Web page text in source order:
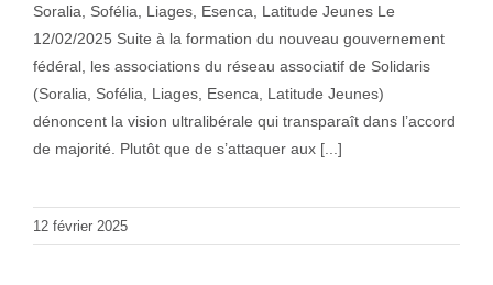
Soralia, Sofélia, Liages, Esenca, Latitude Jeunes Le
12/02/2025 Suite à la formation du nouveau gouvernement
fédéral, les associations du réseau associatif de Solidaris
(Soralia, Sofélia, Liages, Esenca, Latitude Jeunes)
dénoncent la vision ultralibérale qui transparaît dans l’accord
de majorité. Plutôt que de s’attaquer aux [...]
12 février 2025